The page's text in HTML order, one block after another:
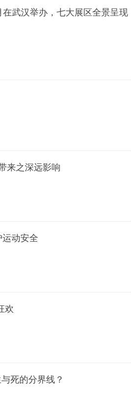
武汉举办，七大展区全景呈现
来之深远影响
动安全
欢
死的分界线？